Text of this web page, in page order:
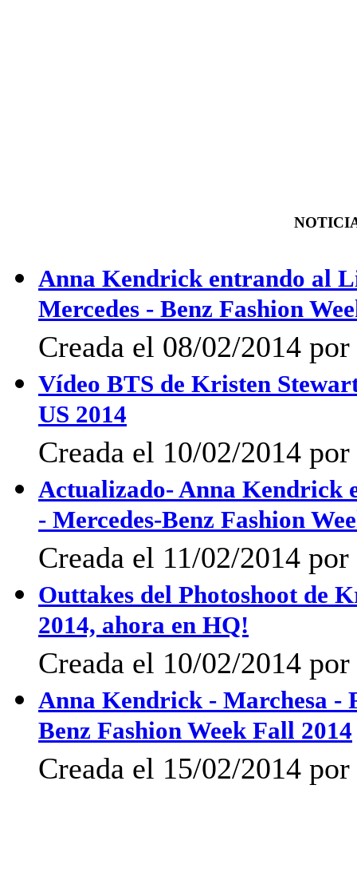
Anna Kendrick entrando al
Mercedes - Benz Fashion
Creada el 08/02/2014
Vídeo BTS de Kristen
US 2014
Creada el 10/02/2014
Actualizado- Anna Kendrick
- Mercedes-Benz Fashion
Creada el 11/02/2014
Outtakes del Photoshoot de
2014, ahora en HQ!
Creada el 10/02/2014
Anna Kendrick - Marchesa -
Benz Fashion Week Fall 2014
Creada el 15/02/2014